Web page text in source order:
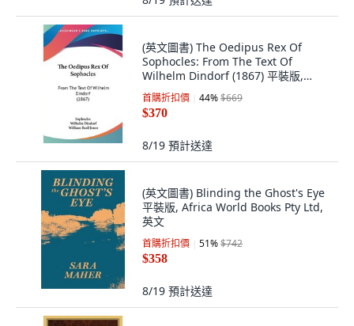
(英文圖書) The Oedipus Rex Of
Sophocles: From The Text Of
Wilhelm Dindorf (1867) 平裝版,
Kessinger Publishing, 英文
首購折扣價 44%$669
$370
8/19 預計送達
(英文圖書) Blinding the Ghost's Eye
平裝版, Africa World Books Pty Ltd,
英文
首購折扣價 51%$742
$358
8/19 預計送達